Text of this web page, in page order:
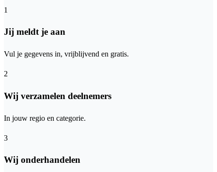
1
Jij meldt je aan
Vul je gegevens in, vrijblijvend en gratis.
2
Wij verzamelen deelnemers
In jouw regio en categorie.
3
Wij onderhandelen